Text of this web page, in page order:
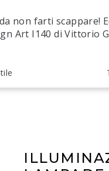
non farti scappare!
Art I140 di Vittorio